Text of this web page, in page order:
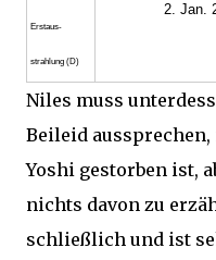
Erstaus­
strahlung (D)
2. Jan.
Niles muss
Beileid
Yoshi gestorben ist,
nichts davon zu
schließlich und ist